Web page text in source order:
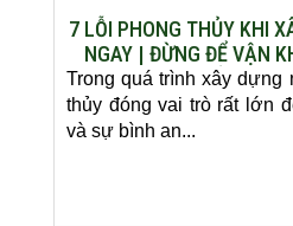
7 LỖI PHONG THỦY KHI
NGAY | ĐỪNG ĐỂ VẬN
LẦM CƠ
Trong quá trình xây dựng
thủy đóng vai trò rất lớn
và sự bình an...